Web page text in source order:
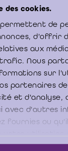
des cookies.
permettent de
d'offrir
aux
Nous
sur
partenaires de
et d'analyse,
avec d'autres
fournies ou